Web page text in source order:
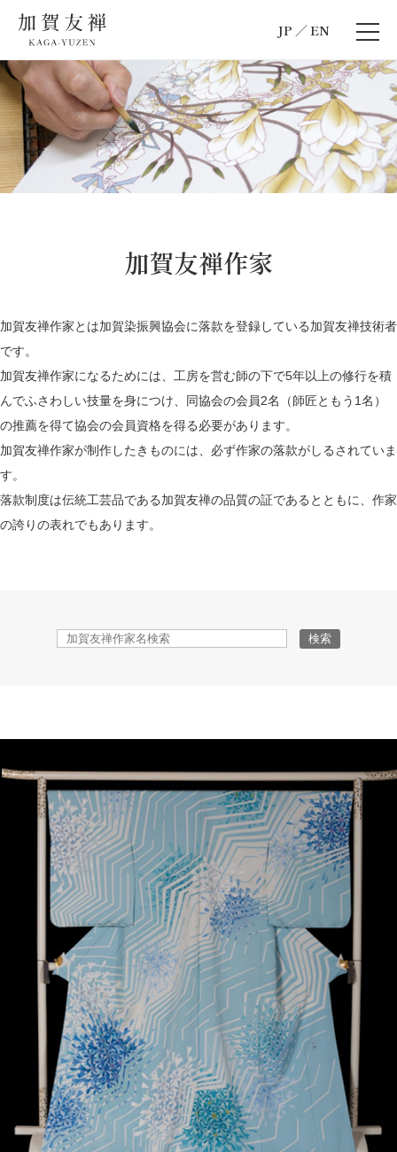
JP EN
加賀友禅作家
加賀友禅作家とは加賀染振興協会に落款を登録している加賀友禅技術者
です。
加賀友禅作家になるためには、工房を営む師の下で5年以上の修行を積
んでふさわしい技量を身につけ、 同協会の会員2名（師匠ともう1名）
の推薦を得て協会の会員資格を得る必要があります。
加賀友禅作家が制作したきものには、必ず作家の落款がしるされていま
す。
落款制度は伝統工芸品である加賀友禅の品質の証であるとともに、作家
の誇りの表れでもあります。